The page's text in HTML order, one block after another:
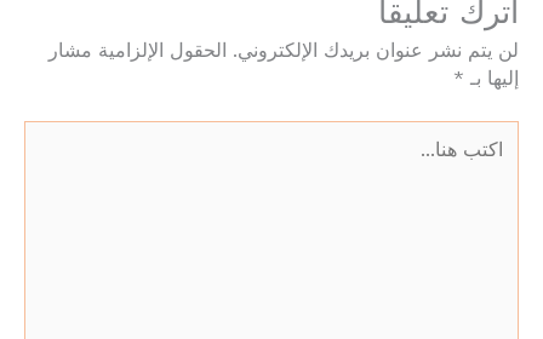
اترك تعليقاً
لن يتم نشر عنوان بريدك الإلكتروني.
الحقول الإلزامية مشار
إليها بـ *
هنا...